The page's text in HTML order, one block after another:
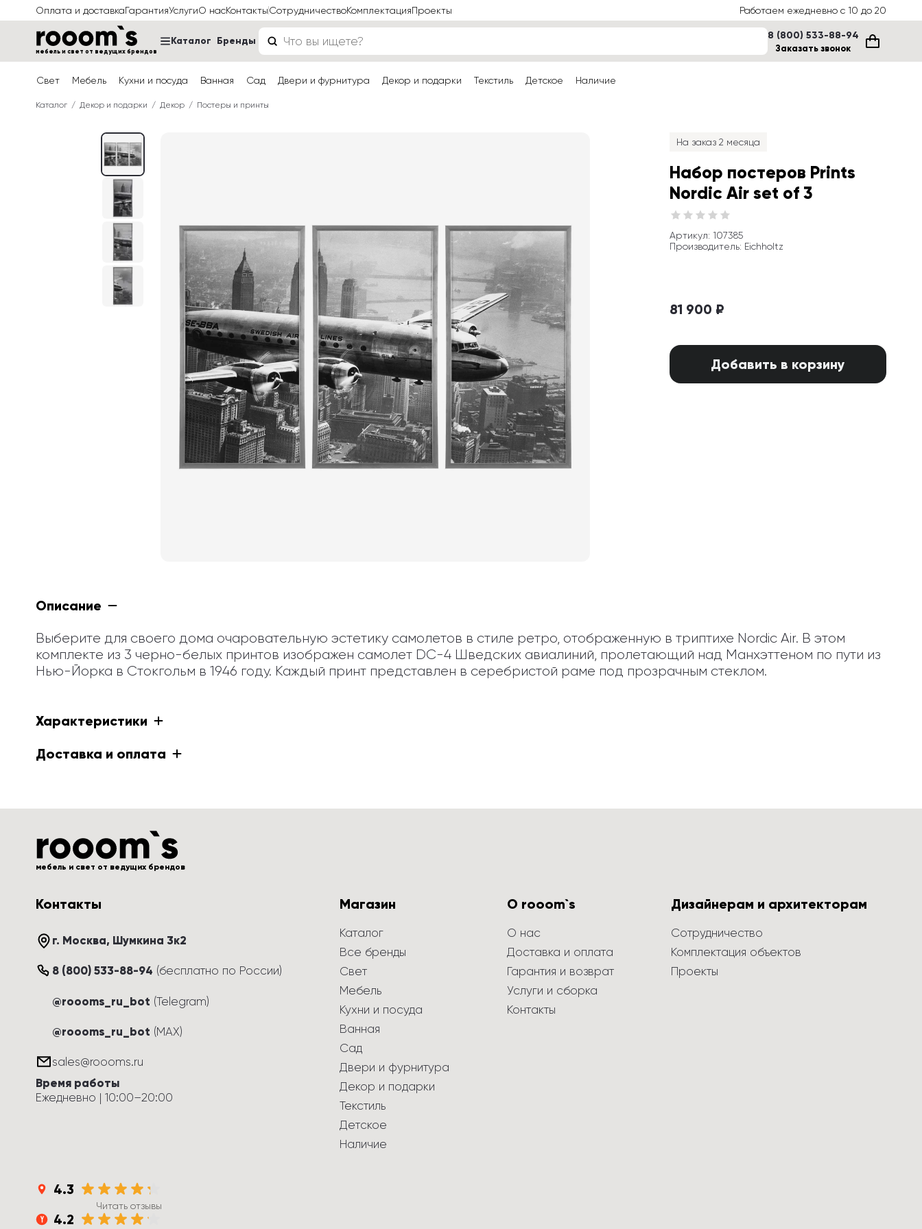
Оплата и доставкаГарантияУслугиО насКонтактыСотрудничествоКомплектацияПроекты Работаем ежедневно с 10 до 20
мебель и свет от ведущих брендов
Каталог Бренды 8 (800) 533-88-94
Заказать звонок
Свет Мебель Кухни и посуда Ванная Сад Двери и фурнитура Декор и подарки Текстиль Детское Наличие
Каталог Декор и подарки Декор Постеры и принты
На заказ 2 месяца
Набор постеров Prints
Nordic Air set of 3
Артикул: 107385
Производитель: Eichholtz
81 900 ₽
Добавить в корзину
Описание
Выберите для своего дома очаровательную эстетику самолетов в стиле ретро, отображенную в триптихе Nordic Air. В этом
комплекте из 3 черно-белых принтов изображен самолет DC-4 Шведских авиалиний, пролетающий над Манхэттеном по пути из
Нью-Йорка в Стокгольм в 1946 году. Каждый принт представлен в серебристой раме под прозрачным стеклом.
Характеристики
Доставка и оплата
мебель и свет от ведущих брендов
Контакты
г. Москва, Шумкина 3к2
8 (800) 533-88-94 (бесплатно по России)
@roooms_ru_bot (Telegram)
@roooms_ru_bot (MAX)
sales@roooms.ru
Время работы
Ежедневно | 10:00–20:00
4.3
Читать отзывы
4.2
Магазин
Каталог
Все бренды
Свет
Мебель
Кухни и посуда
Ванная
Сад
Двери и фурнитура
Декор и подарки
Текстиль
Детское
Наличие
О rooom`s
О нас
Доставка и оплата
Гарантия и возврат
Услуги и сборка
Контакты
Дизайнерам и архитекторам
Сотрудничество
Комплектация объектов
Проекты